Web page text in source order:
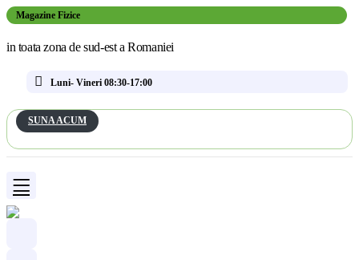
Magazine Fizice
in toata zona de sud-est a Romaniei
Luni- Vineri 08:30-17:00
SUNA ACUM